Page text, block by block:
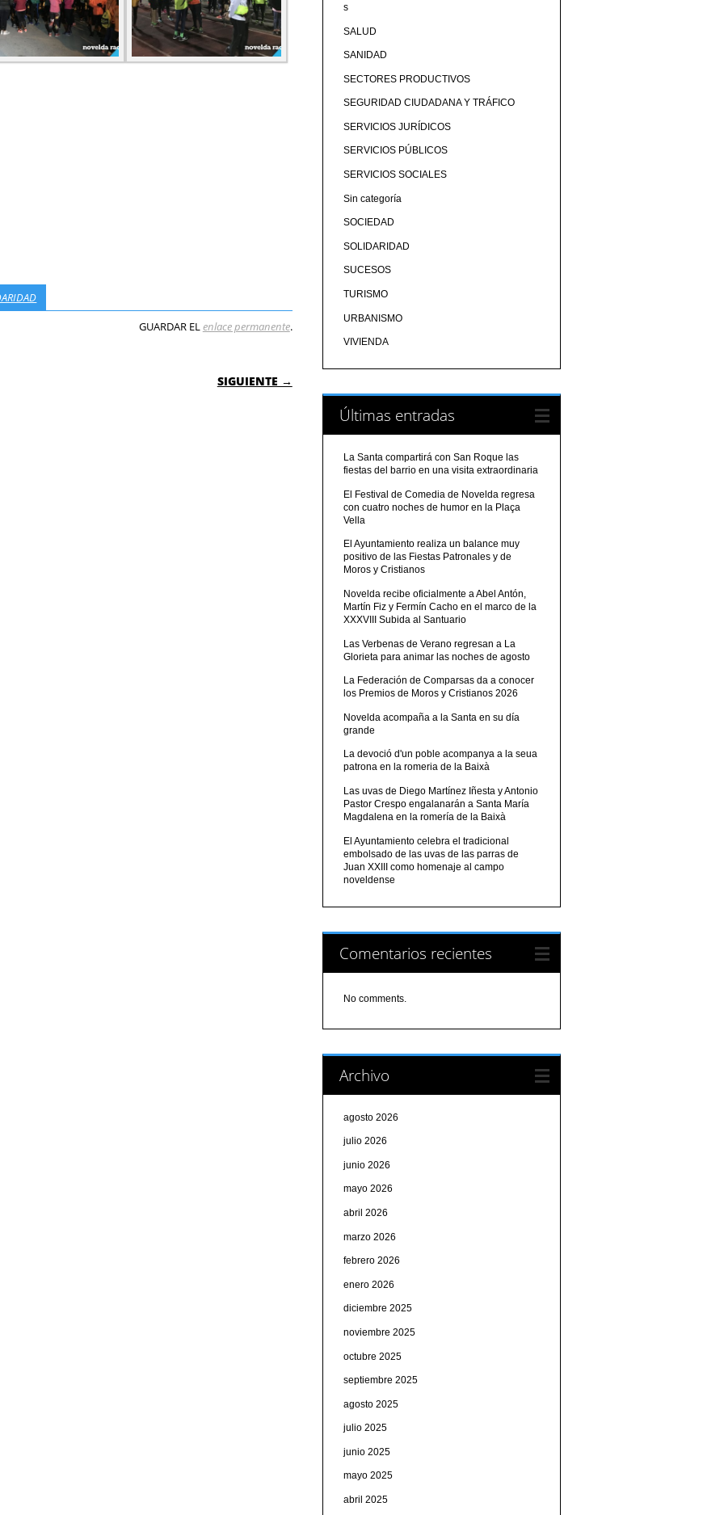
GUARDAR ELenlace permanente.
SIGUIENTE →
s
SALUD
SANIDAD
SECTORES PRODUCTIVOS
SEGURIDAD CIUDADANA Y TRÁFICO
SERVICIOS JURÍDICOS
SERVICIOS PÚBLICOS
SERVICIOS SOCIALES
Sin categoría
SOCIEDAD
SOLIDARIDAD
SUCESOS
TURISMO
URBANISMO
VIVIENDA
Últimas entradas
La Santa compartirá con San Roque las
fiestas del barrio en una visita extraordinaria
El Festival de Comedia de Novelda regresa
con cuatro noches de humor en la Plaça
Vella
El Ayuntamiento realiza un balance muy
positivo de las Fiestas Patronales y de
Moros y Cristianos
Novelda recibe oficialmente a Abel Antón,
Martín Fiz y Fermín Cacho en el marco de la
XXXVIII Subida al Santuario
Las Verbenas de Verano regresan a La
Glorieta para animar las noches de agosto
La Federación de Comparsas da a conocer
los Premios de Moros y Cristianos 2026
Novelda acompaña a la Santa en su día
grande
La devoció d'un poble acompanya a la seua
patrona en la romeria de la Baixà
Las uvas de Diego Martínez Iñesta y Antonio
Pastor Crespo engalanarán a Santa María
Magdalena en la romería de la Baixà
El Ayuntamiento celebra el tradicional
embolsado de las uvas de las parras de
Juan XXIII como homenaje al campo
noveldense
Comentarios recientes
No comments.
Archivo
agosto 2026
julio 2026
junio 2026
mayo 2026
abril 2026
marzo 2026
febrero 2026
enero 2026
diciembre 2025
noviembre 2025
octubre 2025
septiembre 2025
agosto 2025
julio 2025
junio 2025
mayo 2025
abril 2025